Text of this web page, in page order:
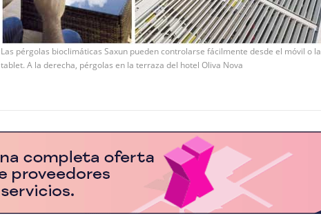
Las pérgolas bioclimáticas Saxun pueden controlarse fácilmente desde el móvil o la
tablet. A la derecha, pérgolas en la terraza del hotel Oliva Nova